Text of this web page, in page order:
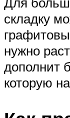
складку
нужно
дополнит
которую